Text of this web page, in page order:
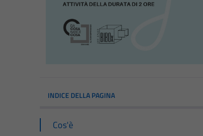
INDICE DELLA PAGINA
Cos'è